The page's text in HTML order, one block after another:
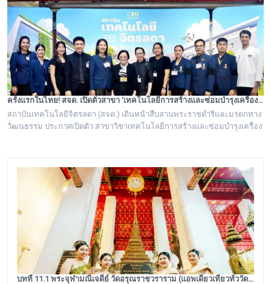
ครั้งแรกในไทย! สจด. เปิดตัวสาขา ‘เทคโนโลยีการสร้างและซ่อมบำรุงเครื่องดนตรีไทย’ ถอดรหัสภูมิปัญญาปราชญ์ชาวบ้าน ยกระดับช่างดนตรีไทยสู่มืออาชีพ
สถาบันเทคโนโลยีจิตรลดา (สจด.) เดินหน้าสืบสานพระราชดำริและมรดกทาง
วัฒนธรรม ประกาศเปิดตัว สาขาวิชาเทคโนโลยีการสร้างและซ่อมบำรุงเครื่อง
บทที่ 11.1 พระจุฬามณีเจดีย์ วัดอรุณราชวราราม (แอพเดียวเที่ยวทั่ววัดอรุณ)